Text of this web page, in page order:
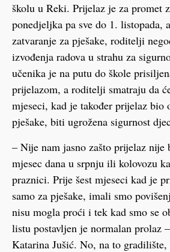
školu u Reki. Prijelaz je za promet
ponedjeljka pa sve do 1. listopada,
zatvaranje za pješake, roditelji
izvođenja radova u strahu za
učenika je na putu do škole
prijelazom, a roditelji smatraju da
mjeseci, kad je također prijelaz bio
pješake, biti ugrožena sigurnost
– Nije nam jasno zašto prijelaz nije
mjesec dana u srpnju ili kolovozu
praznici. Prije šest mjeseci kad je
samo za pješake, imali smo
nisu mogla proći i tek kad smo se
listu postavljen je normalan prolaz
Katarina Jušić. No, na to